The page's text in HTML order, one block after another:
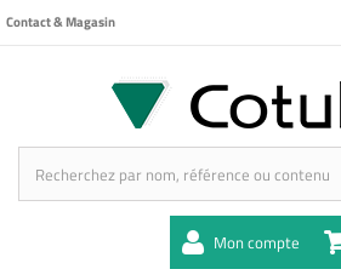
Contact & Magasin
Mon compte